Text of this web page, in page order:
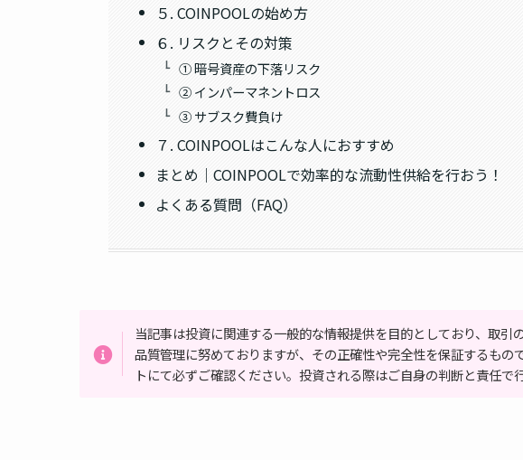
５. COINPOOLの始め方
６. リスクとその対策
① 暗号資産の下落リスク
② インパーマネントロス
③ サブスク費負け
７. COINPOOLはこんな人におすすめ
まとめ｜COINPOOLで効率的な流動性供給を行おう！
よくある質問（FAQ）
当記事は投資に関連する一般的な情報提供を目的としており、取
品質管理に努めておりますが、その正確性や完全性を保証するもの
トにて必ずご確認ください。投資される際はご自身の判断と責任で